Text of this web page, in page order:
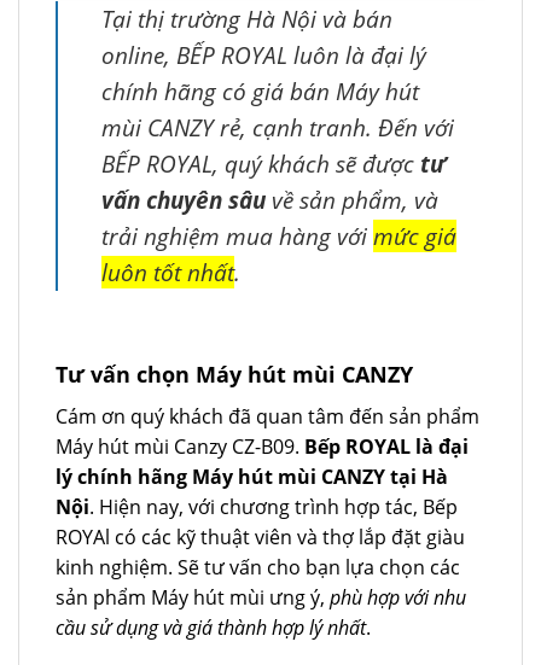
Tại thị trường Hà Nội và bán
online, BẾP ROYAL luôn là đại lý
chính hãng có giá bán Máy hút
mùi CANZY rẻ, cạnh tranh. Đến với
BẾP ROYAL, quý khách sẽ được tư
vấn chuyên sâu về sản phẩm, và
trải nghiệm mua hàng vớimức giá
luôn tốt nhất.
Tư vấn chọn Máy hút mùi CANZY
Cám ơn quý khách đã quan tâm đến sản phẩm
Máy hút mùi Canzy CZ-B09. Bếp ROYAL là đại
lý chính hãng Máy hút mùi CANZY tại Hà
Nội. Hiện nay, với chương trình hợp tác, Bếp
ROYAl có các kỹ thuật viên và thợ lắp đặt giàu
kinh nghiệm. Sẽ tư vấn cho bạn lựa chọn các
sản phẩm Máy hút mùi ưng ý, phù hợp với nhu
cầu sử dụng và giá thành hợp lý nhất.